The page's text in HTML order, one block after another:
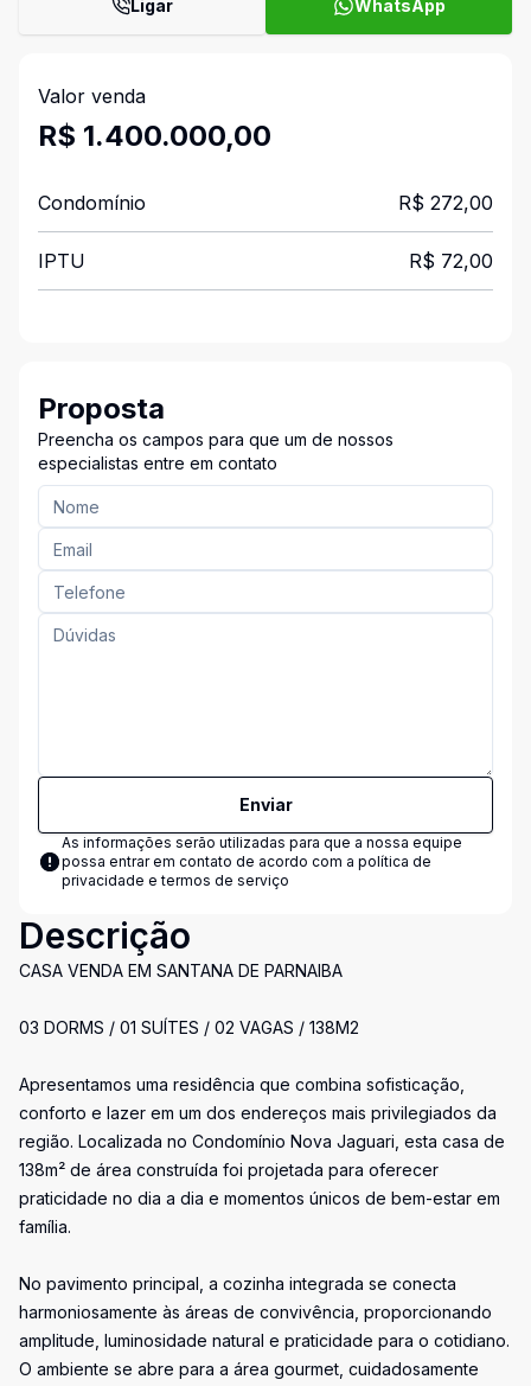
Ligar WhatsApp
Valor venda
R$ 1.400.000,00
Condomínio R$ 272,00
IPTU R$ 72,00
Proposta
Preencha os campos para que um de nossos
especialistas entre em contato
Enviar
As informações serão utilizadas para que a nossa equipe
possa entrar em contato de acordo com a política de
privacidade e termos de serviço
Descrição
CASA VENDA EM SANTANA DE PARNAIBA
03 DORMS / 01 SUÍTES / 02 VAGAS / 138M2
Apresentamos uma residência que combina sofisticação,
conforto e lazer em um dos endereços mais privilegiados da
região. Localizada no Condomínio Nova Jaguari, esta casa de
138m² de área construída foi projetada para oferecer
praticidade no dia a dia e momentos únicos de bem-estar em
família.
No pavimento principal, a cozinha integrada se conecta
harmoniosamente às áreas de convivência, proporcionando
amplitude, luminosidade natural e praticidade para o cotidiano.
O ambiente se abre para a área gourmet, cuidadosamente